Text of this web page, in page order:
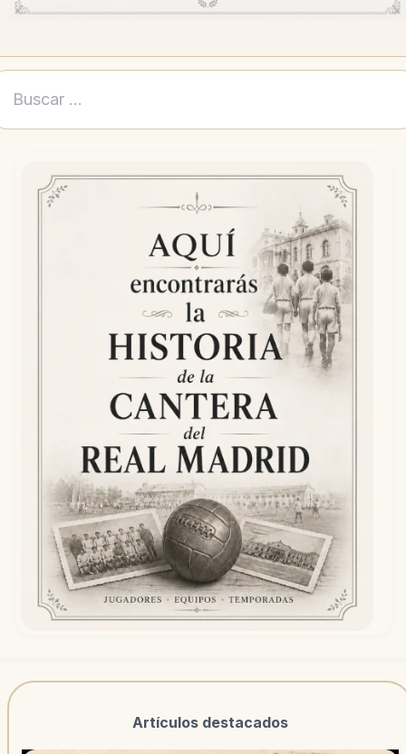
Artículos destacados